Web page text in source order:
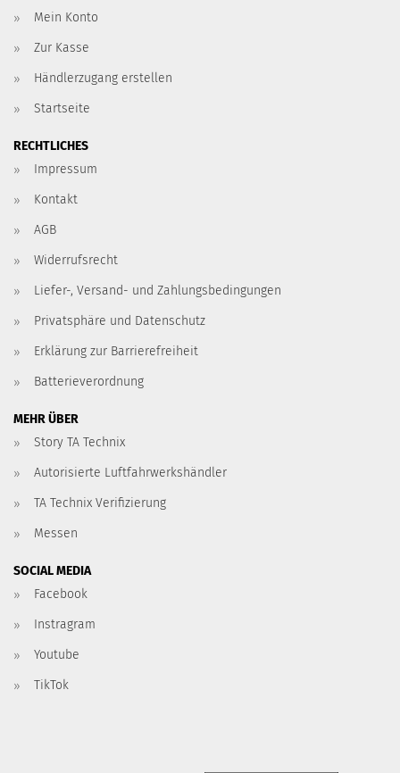
Mein Konto
Zur Kasse
Händlerzugang erstellen
Startseite
RECHTLICHES
Impressum
Kontakt
AGB
Widerrufsrecht
Liefer-, Versand- und Zahlungsbedingungen
Privatsphäre und Datenschutz
Erklärung zur Barrierefreiheit
Batterieverordnung
MEHR ÜBER
Story TA Technix
Autorisierte Luftfahrwerkshändler
TA Technix Verifizierung
Messen
SOCIAL MEDIA
Facebook
Instragram
Youtube
TikTok